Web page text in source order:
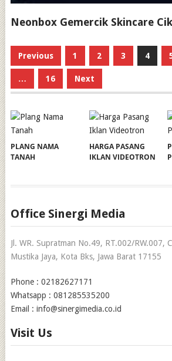
Neonbox Gemercik Skincare
Posts
pagination
Previous 1 2 3 4
… 16 Next
PLANG NAMA
TANAH
HARGA PASANG
IKLAN VIDEOTRON
Office Sinergi Media
Jl. WR. Supratman No.49, RT.002/RW.007,
Mustika Jaya, Kota Bks, Jawa Barat 17155
Phone : 02182627171
Whatsapp : 081285535200
Email : info@sinergimedia.co.id
Visit Us